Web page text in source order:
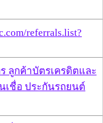
referrals.list?
ลูกค้าบัตรเครดิตและ
เชื่อ ประกันรถยนต์